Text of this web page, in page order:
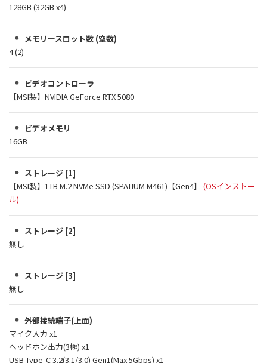
128GB (32GB x4)
メモリースロット数 (空数)
4 (2)
ビデオコントローラ
【MSI製】NVIDIA GeForce RTX 5080
ビデオメモリ
16GB
ストレージ [1]
【MSI製】1TB M.2 NVMe SSD (SPATIUM M461)【Gen4】 (OSインストー
ル)
ストレージ [2]
無し
ストレージ [3]
無し
外部接続端子(上面)
マイク入力 x1
ヘッドホン出力(3極) x1
USB Type-C 3.2(3.1/3.0) Gen1(Max 5Gbps) x1